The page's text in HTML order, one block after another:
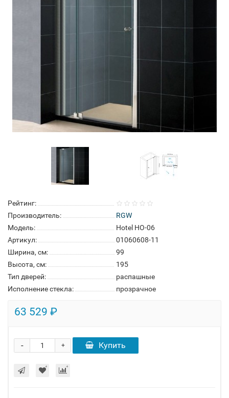
Рейтинг:
Производитель:
RGW
Модель:
Hotel HO-06
Артикул:
01060608-11
Ширина, см:
99
Высота, см:
195
Тип дверей:
распашные
Исполнение стекла:
прозрачное
63 529 ₽
+
- Купить